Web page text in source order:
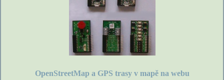
OpenStreetMap a GPS trasy v mapě na webu